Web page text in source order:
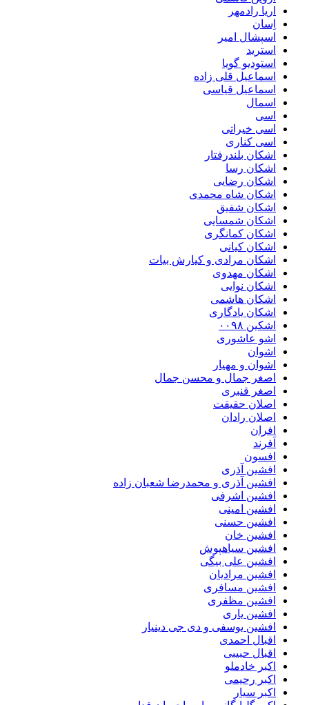
اریا رادمهر
اِسان
اسپشال امیر
استرید
استودیو گویا
اسماعیل قلی زاده
اسماعیل قیاسی
اسمال
اسی
اسی خیراتی
اسی کناری
اشکان بلندرفتار
اشکان رسا
اشکان رضایی
اشکان شاه محمدی
اشکان شفیق
اشکان شمسایی
اشکان‌ کمانگری
اشکان کیانی
اشکان مرادی و کیارش بیات
اشکان مهدوی
اشکان نوایی
اشکان هاشمی
اشکان یادگاری
اشکین ۰۰۹۸
اشو عاشوری
اشوان
اشوان و مهیار
اصغر جمال و محسن جمال
اصغر قنبری
اصلان حقیقت
اصلان رادان
افران
اَفرند
افسون
افشین آذری
افشین آذری و محمدرضا شعبان زاده
افشین اشرفی
افشین امینی
افشین حسنی
افشین خان
افشین سیاهپوش
افشین علی بیگی
افشین مرادیان
افشین مسافری
افشین مظفری
افشین یاری
افشین یوسفی و دی جی دینیار
اقبال احمدی
اقبال حبیبی
اکبر خادملو
اکبر رحیمی
اکبر سیار